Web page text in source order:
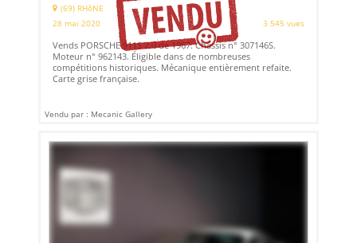
(69) RHôNE
28 mai 2020
3 545 vues
Vends PORSCHE 911S 2.0 de 1967. Châssis n° 307146S.
Moteur n° 962143. Éligible dans de nombreuses
compétitions historiques. Mécanique entièrement refaite.
Carte grise française.
Vendu par : Mecanic Gallery